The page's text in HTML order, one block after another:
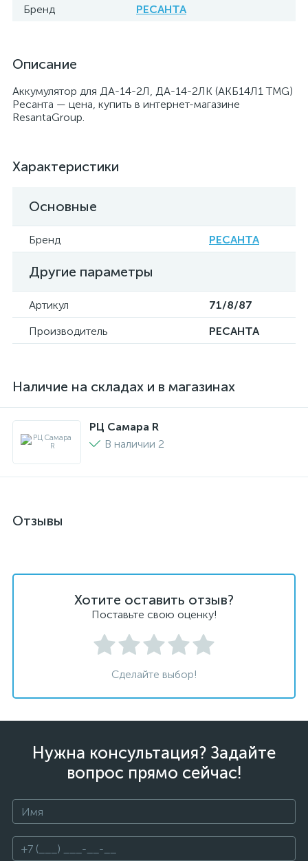
Бренд РЕСАНТА
Описание
Аккумулятор для ДА-14-2Л, ДА-14-2ЛК (АКБ14Л1 TMG)
Ресанта — цена, купить в интернет-магазине
ResantaGroup.
Характеристики
Основные
Бренд РЕСАНТА
Другие параметры
Артикул
71/8/87
Производитель
РЕСАНТА
Наличие на складах и в магазинах
РЦ Самара R
В наличии 2
Отзывы
Хотите оставить отзыв?
Поставьте свою оценку!
Сделайте выбор!
Нужна консультация? Задайте
вопрос прямо сейчас!